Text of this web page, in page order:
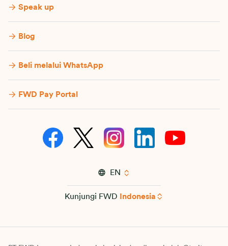
Speak up
Blog
Beli melalui WhatsApp
FWD Pay Portal
EN
Kunjungi FWD Indonesia